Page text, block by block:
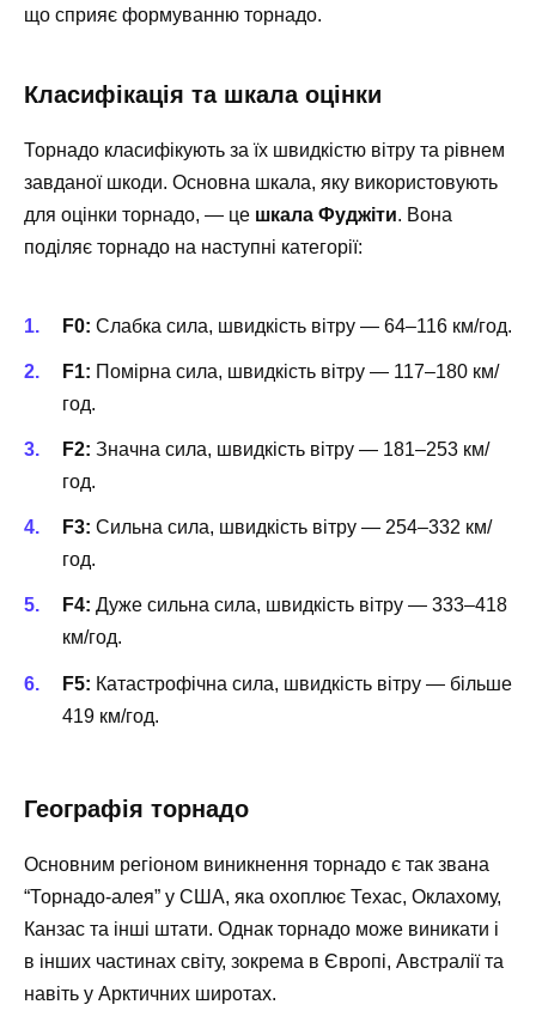
що сприяє формуванню торнадо.
Класифікація та шкала оцінки
Торнадо класифікують за їх швидкістю вітру та рівнем
завданої шкоди. Основна шкала, яку використовують
для оцінки торнадо, — це шкала Фуджіти. Вона
поділяє торнадо на наступні категорії:
F0: Слабка сила, швидкість вітру — 64–116 км/год.
F1: Помірна сила, швидкість вітру — 117–180 км/
год.
F2: Значна сила, швидкість вітру — 181–253 км/
год.
F3: Сильна сила, швидкість вітру — 254–332 км/
год.
F4: Дуже сильна сила, швидкість вітру — 333–418
км/год.
F5: Катастрофічна сила, швидкість вітру — більше
419 км/год.
Географія торнадо
Основним регіоном виникнення торнадо є так звана
“Торнадо-алея” у США, яка охоплює Техас, Оклахому,
Канзас та інші штати. Однак торнадо може виникати і
в інших частинах світу, зокрема в Європі, Австралії та
навіть у Арктичних широтах.